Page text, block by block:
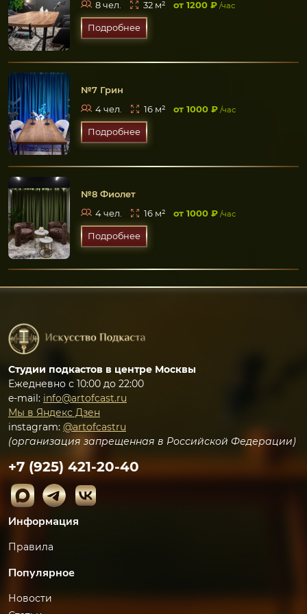
8 чел.
32 м² от 1200 ₽/час
Подробнее
№7 Грин
4 чел.
16 м² от 1000 ₽/час
Подробнее
№8 Фиолет
4 чел.
16 м² от 1000 ₽/час
Подробнее
Студии подкастов в центре Москвы
Ежедневно с 10:00 до 22:00
e-mail: info@artofcast.ru
Мы в Яндекс Дзен
instagram: @artofcastru
(организация запрещенная в Российской Федерации)
+7 (925) 421-20-40
Информация
Правила
Популярное
Новости